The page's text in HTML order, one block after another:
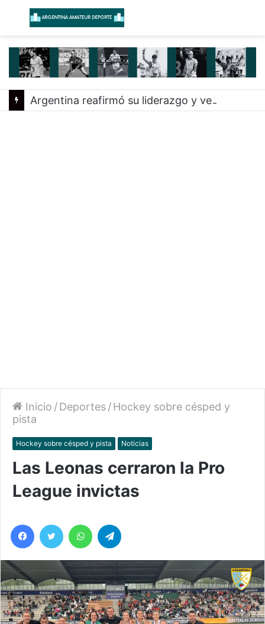
Menú
Inicio /Deportes/Hockey sobre césped y
pista
Hockey sobre césped y pista Noticias
Las Leonas cerraron la Pro
League invictas
Facebook
Twitter WhatsApp